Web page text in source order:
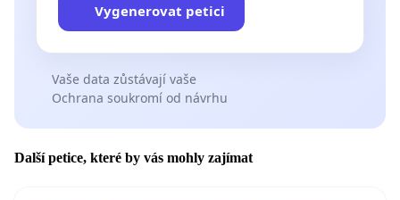
Vygenerovat petici
Vaše data zůstávají vaše
Ochrana soukromí od návrhu
Další petice, které by vás mohly zajímat